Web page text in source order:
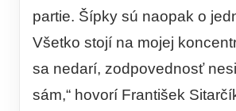
partie. Šípky sú naopak o
Všetko stojí na mojej
sa nedarí, zodpovednosť
sám,“ hovorí František